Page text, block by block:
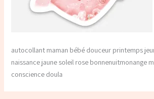
autocollant maman bébé douceur printemps
naissance jaune soleil rose bonnenuitmonange
conscience doula